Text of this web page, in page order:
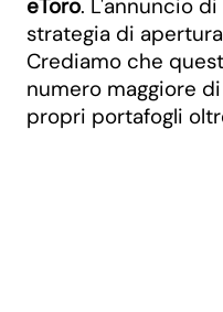
eToro. L'annuncio
strategia di
Crediamo che
numero maggiore
propri portafogli